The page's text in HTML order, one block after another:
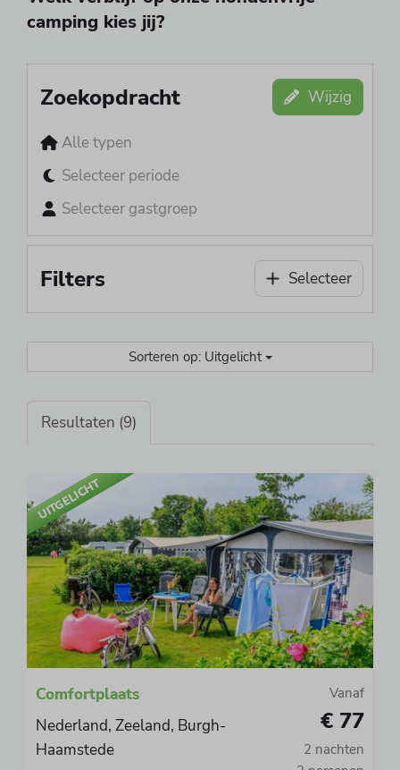
camping kies jij?
Zoekopdracht Wijzig
Alle typen
Selecteer periode
Selecteer gastgroep
Filters Selecteer
Sorteren op: Uitgelicht
Resultaten (9)
UITGELICHT
Vanaf
€ 77
2 nachten
Comfortplaats
Nederland, Zeeland, Burgh-
Haamstede